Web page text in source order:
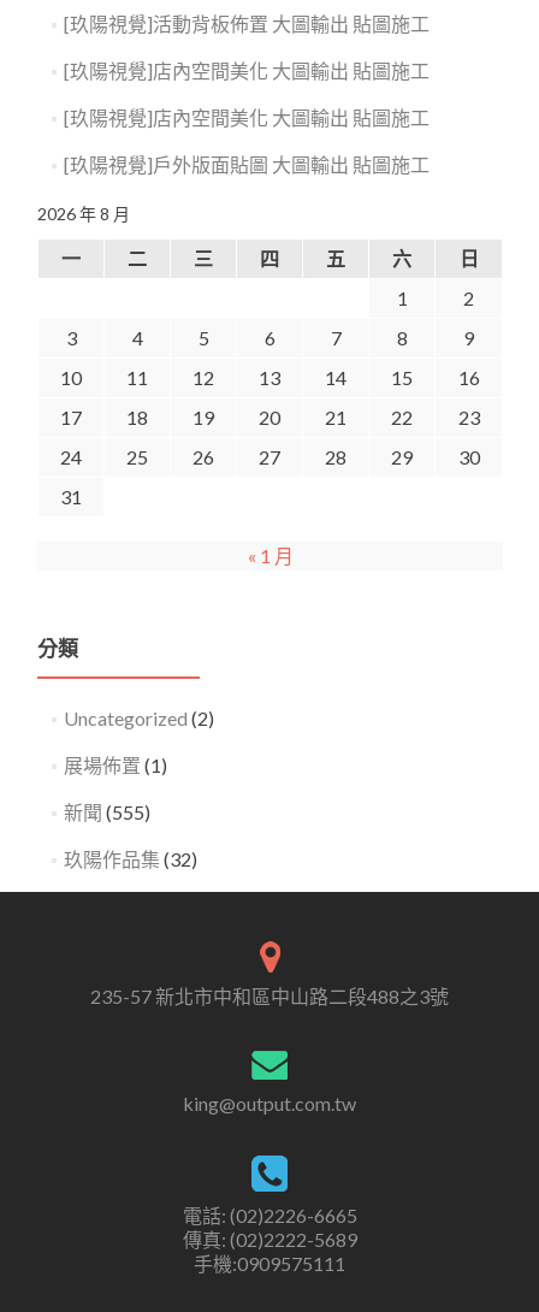
[玖陽視覺]活動背板佈置 大圖輸出 貼圖施工
[玖陽視覺]店內空間美化 大圖輸出 貼圖施工
[玖陽視覺]店內空間美化 大圖輸出 貼圖施工
[玖陽視覺]戶外版面貼圖 大圖輸出 貼圖施工
2026 年 8 月
一 二 三 四 五 六
日
1
2
3
4 5 6 7 8
9
10
11 12 13 14 15
16
17
18 19 20 21 22
23
24
25 26 27 28 29
30
31
« 1 月
分類
Uncategorized (2)
展場佈置 (1)
新聞 (555)
玖陽作品集 (32)
235-57 新北市中和區中山路二段488之3號
king@output.com.tw
電話: (02)2226-6665
傳真: (02)2222-5689
手機:0909575111